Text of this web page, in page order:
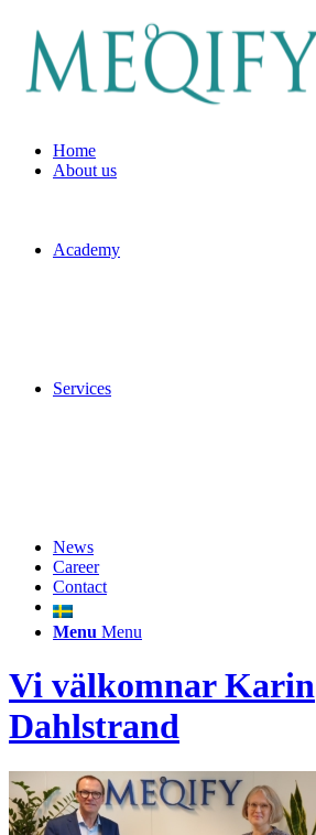
Home
About us
Academy
Services
News
Career
Contact
Menu Menu
Vi välkomnar Karin
Dahlstrand